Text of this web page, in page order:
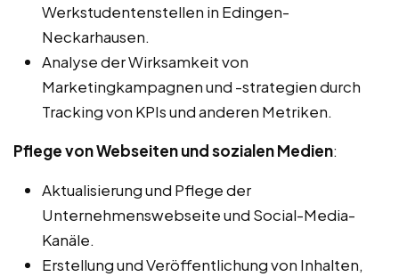
Werkstudentenstellen in Edingen-
Neckarhausen.
Analyse der Wirksamkeit von
Marketingkampagnen und -strategien durch
Tracking von KPIs und anderen Metriken.
Pflege von Webseiten und sozialen Medien:
Aktualisierung und Pflege der
Unternehmenswebseite und Social-Media-
Kanäle.
Erstellung und Veröffentlichung von Inhalten,